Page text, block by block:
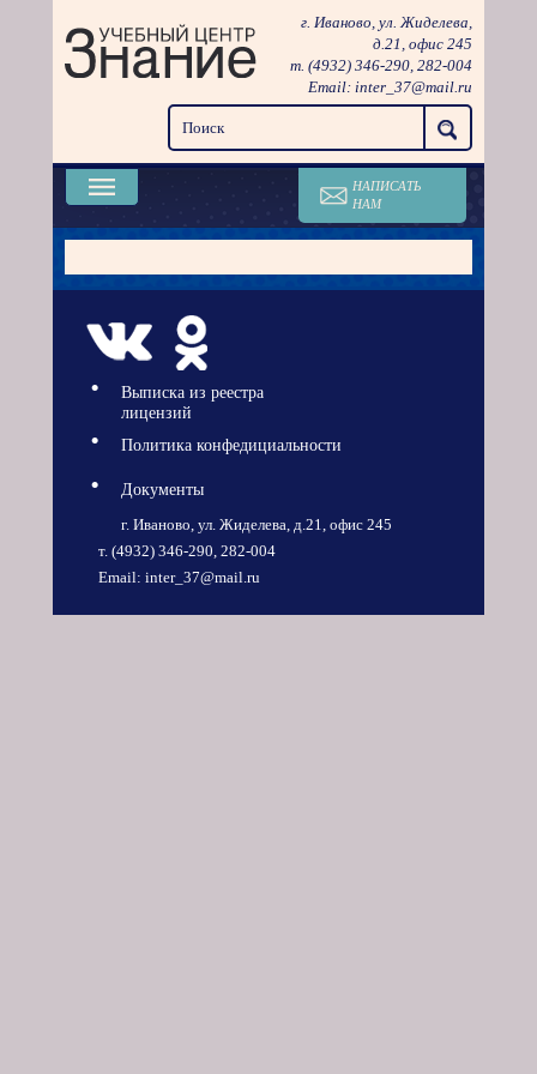
г. Иваново, ул. Жиделева,
д.21, офис 245
т. (4932) 346-290, 282-004
Email: inter_37@mail.ru
НАПИСАТЬ
НАМ
Выписка из реестра
лицензий
Политика конфедициальности
Документы
г. Иваново, ул. Жиделева, д.21, офис 245
т. (4932) 346-290 282-004
Email: inter_37@mail.ru